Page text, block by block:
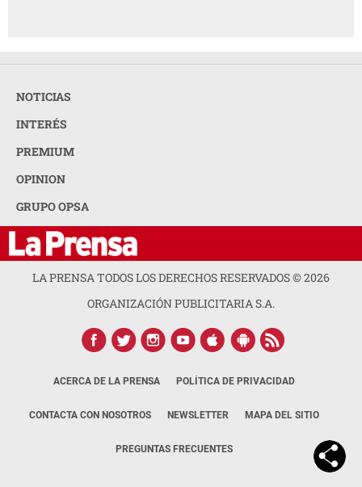
NOTICIAS
INTERÉS
PREMIUM
OPINION
GRUPO OPSA
LA PRENSA TODOS LOS DERECHOS RESERVADOS ©2026
ORGANIZACIÓN PUBLICITARIA S.A.
ACERCA DE LA PRENSA POLÍTICA DE PRIVACIDAD
CONTACTA CON NOSOTROS NEWSLETTER MAPA DEL SITIO
PREGUNTAS FRECUENTES